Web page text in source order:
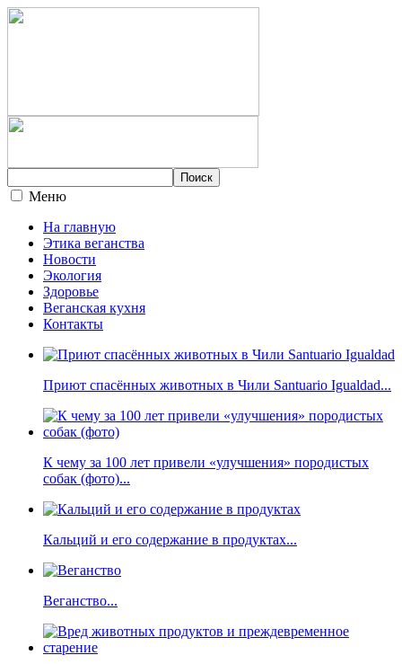
Меню
На главную
Этика веганства
Новости
Экология
Здоровье
Веганская кухня
Контакты
Приют спасённых животных в Чили Santuario Igualdad...
К чему за 100 лет привели «улучшения» породистых
собак (фото)...
Кальций и его содержание в продуктах...
Веганство...